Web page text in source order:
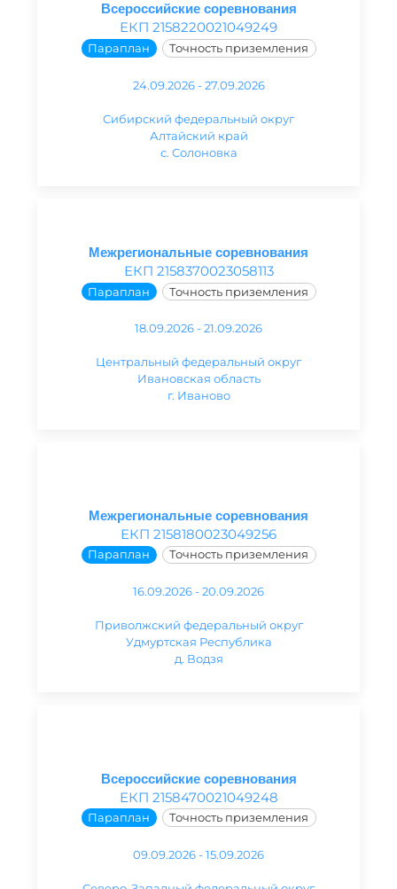
Всероссийские соревнования
ЕКП 2158220021049249
Параплан Точность приземления
24.09.2026 - 27.09.2026
Сибирский федеральный округ
Алтайский край
с. Солоновка
Межрегиональные соревнования
ЕКП 2158370023058113
Параплан Точность приземления
18.09.2026 - 21.09.2026
Центральный федеральный округ
Ивановская область
г. Иваново
Межрегиональные соревнования
ЕКП 2158180023049256
Параплан Точность приземления
16.09.2026 - 20.09.2026
Приволжский федеральный округ
Удмуртская Республика
д. Водзя
Всероссийские соревнования
ЕКП 2158470021049248
Параплан Точность приземления
09.09.2026 - 15.09.2026